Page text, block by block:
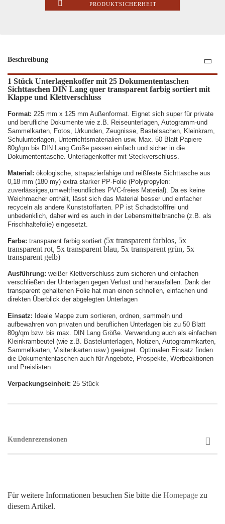
PRODUKTSICHERHEIT
Beschreibung
1 Stück Unterlagenkoffer mit 25 Dokumententaschen
Sichttaschen DIN Lang quer transparent farbig sortiert mit
Klappe und Klettverschluss
Format: 225 mm x 125 mm Außenformat Eignet sich super für private
und berufliche Dokumente wie z. B.
Reiseunterlagen, Autogramm-und
Sammelkarten, Fotos, Urkunden, Zeugnisse, Bastelsachen, Kleinkram,
Schulunterlagen, Unterrichtsmaterialien usw. Max. 50 Blatt Papiere
80g/qm bis DIN Lang Größe passen einfach und sicher in die
Dokumententasche. Unterlagenkoffer mit Steckverschluss.
Material: ökologische, strapazierfähige und reißfeste Sichttasche aus
0,18 mm (180 my) extra starker PP-Folie (Polypropylen:
zuverlässiges,umweltfreundliches PVC-freies Material) . Da es keine
Weichmacher enthält, lässt sich das Material besser und einfacher
recyceln als andere Kunststoffarten. PP ist Schadstofffrei und
unbedenklich, daher wird es auch in der Lebensmittelbranche (z.B. als
Frischhaltefolie) eingesetzt.
Farbe: transparent farbig sortiert (5x transparent farblos, 5x
transparent rot, 5x transparent blau, 5x transparent grün, 5x
transparent gelb)
Ausführung: weißer Klettverschluss zum sicheren und einfachen
verschließen der Unterlagen gegen Verlust und herausfallen Dank der
transparent gehaltenen Folie hat man einen schnellen, einfachen und
direkten Überblick der abgelegten Unterlagen
Einsatz: Ideale Mappe zum sortieren, ordnen, sammeln und
aufbewahren von privaten und beruflichen Unterlagen bis zu 50 Blatt
80g/qm bzw. bis max. DIN Lang Größe. Verwendung auch als einfachen
Kleinkrambeutel (wie z. B Bastelunterlagen , Notizen, Autogrammkarten,
Sammelkarten, Visitenkarten usw.) geeignet. Optimalen Einsatz finden
die Dokumententaschen auch für Angebote, Prospekte, Werbeaktionen
und Preislisten.
Verpackungseinheit: 25 Stück
Kundenrezensionen
Für weitere Informationen besuchen Sie bitte die Homepage zu
diesem Artikel.